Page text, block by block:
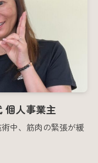
個人事業主
中、筋肉の緊張が緩